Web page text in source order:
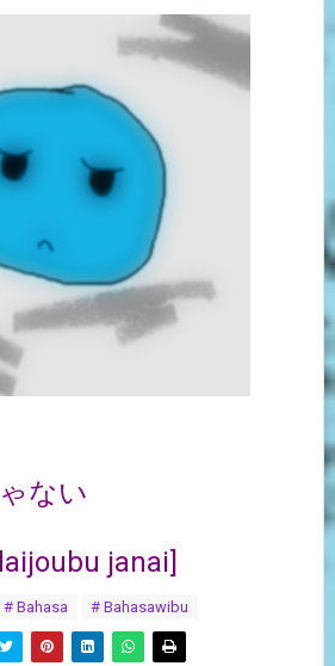
ない
janai]
# Bahasa # Bahasawibu